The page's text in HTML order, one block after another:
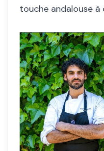
touche andalouse à